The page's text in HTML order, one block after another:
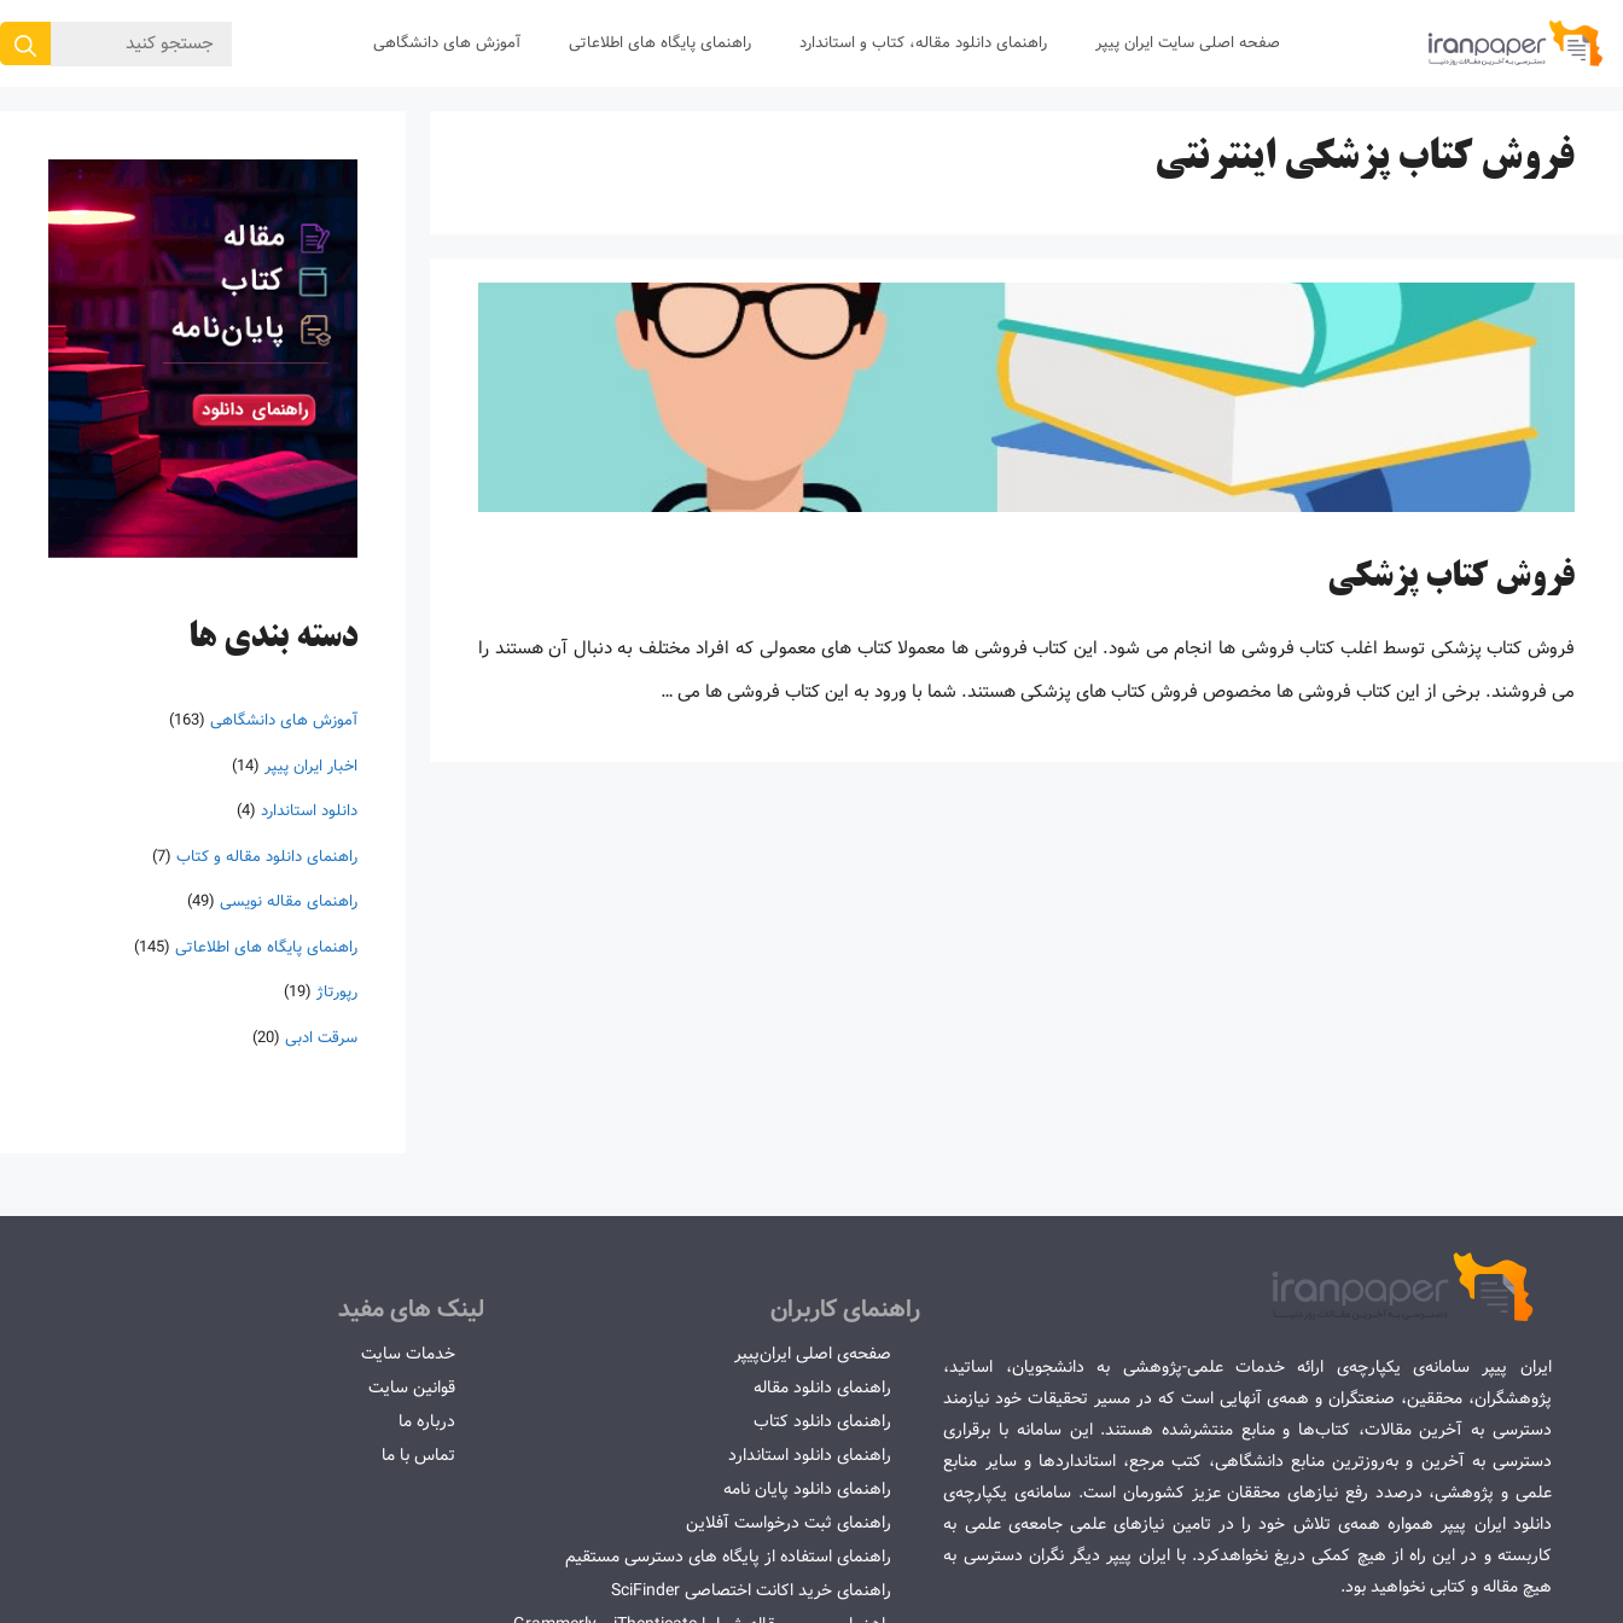
پرش
صفحه اصلی سایت ایران پیپر راهنمای دانلود مقاله، کتاب و استاندارد راهنمای پایگاه های اطلاعاتی آموزش های دانشگاهی
جستجوی
فروش کتاب پزشکی اینترنتی
فروش کتاب پزشکی
فروش کتاب پزشکی توسط اغلب کتاب فروشی ها انجام می شود. این کتاب فروشی ها معمولا کتاب های معمولی که افراد مختلف به دنبال آن هستند را
می فروشند. برخی از این کتاب فروشی ها مخصوص فروش کتاب های پزشکی هستند. شما با ورود به این کتاب فروشی ها می …
دسته‌ بندی ها
آموزش های دانشگاهی (163)
اخبار ایران پیپر (14)
دانلود استاندارد (4)
راهنمای دانلود مقاله و کتاب (7)
راهنمای مقاله نویسی (49)
راهنمای پایگاه های اطلاعاتی (145)
رپورتاژ (19)
سرقت ادبی (20)
ایران پیپر سامانه‌ی یکپارچه‌ی ارائه خدمات علمی-پژوهشی به دانشجویان، اساتید،
پژوهشگران، محققین، صنعتگران و همه‌ی آنهایی است که در مسیر تحقیقات خود نیازمند
دسترسی به آخرین مقالات، کتاب‌ها و منابع منتشرشده هستند. این سامانه با برقراری
دسترسی به آخرین و به‌روزترین منابع دانشگاهی، کتب مرجع، استانداردها و سایر منابع
علمی و پژوهشی، درصدد رفع نیازهای محققان عزیز کشورمان است. سامانه‌ی یکپارچه‌ی
دانلود ایران پیپر همواره همه‌ی تلاش خود را در تامین نیازهای علمی جامعه‌ی علمی به
کاربسته و در این راه از هیچ کمکی دریغ نخواهدکرد. با ایران پیپر دیگر نگران دسترسی به
هیچ مقاله و کتابی نخواهید بود.
راهنمای کاربران
صفحه‌ی اصلی ایران‌پیپر
راهنمای دانلود مقاله
راهنمای دانلود کتاب
راهنمای دانلود استاندارد
راهنمای دانلود پایان نامه
راهنمای ثبت درخواست آفلاین
راهنمای استفاده از پایگاه های دسترسی مستقیم
راهنمای خرید اکانت اختصاصی SciFinder
لینک های مفید
خدمات سایت
قوانین سایت
درباره ما
تماس با ما